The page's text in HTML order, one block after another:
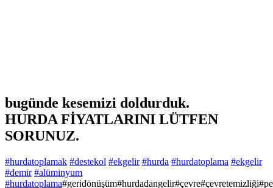
bugünde kesemizi doldurduk.
HURDA FİYATLARINI LÜTFEN
SORUNUZ.
#hurdatoplamak #destekol #ekgelir #hurda #hurdatoplama #ekgelir
#demir #alüminyum
#hurdatoplama